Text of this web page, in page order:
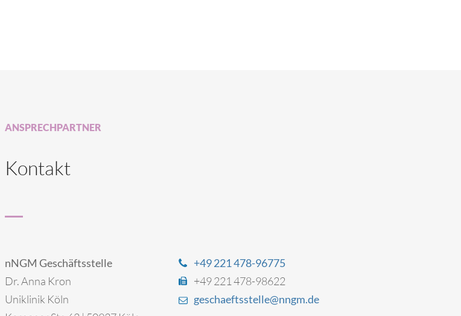
ANSPRECHPARTNER
Kontakt
nNGM Geschäftsstelle
Dr. Anna Kron
Uniklinik Köln
+49 221 478-96775
+49 221 478-98622
geschaeftsstelle@nngm.de